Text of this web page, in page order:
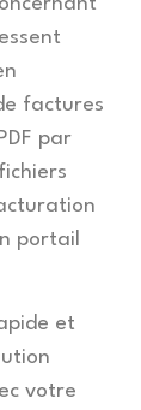
factures
par
portail
et
votre